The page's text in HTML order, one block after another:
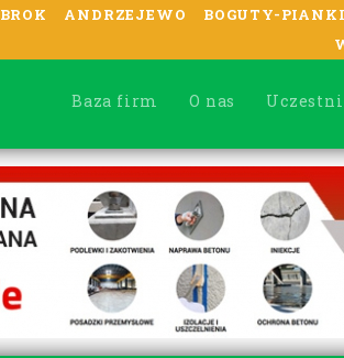
BROK ANDRZEJEWO BOGUTY-PIANKI
Baza firm O nas